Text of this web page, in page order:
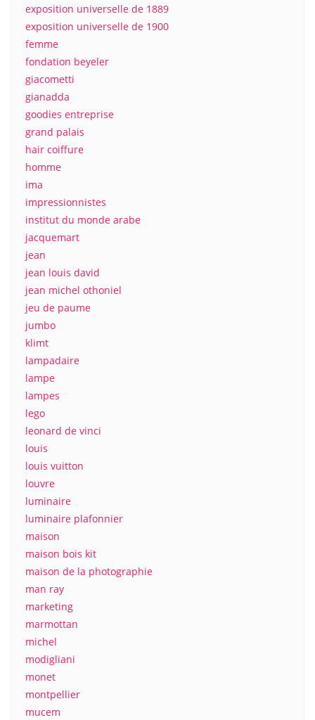
exposition universelle de 1889
exposition universelle de 1900
femme
fondation beyeler
giacometti
gianadda
goodies entreprise
grand palais
hair coiffure
homme
ima
impressionnistes
institut du monde arabe
jacquemart
jean
jean louis david
jean michel othoniel
jeu de paume
jumbo
klimt
lampadaire
lampe
lampes
lego
leonard de vinci
louis
louis vuitton
louvre
luminaire
luminaire plafonnier
maison
maison bois kit
maison de la photographie
man ray
marketing
marmottan
michel
modigliani
monet
montpellier
mucem